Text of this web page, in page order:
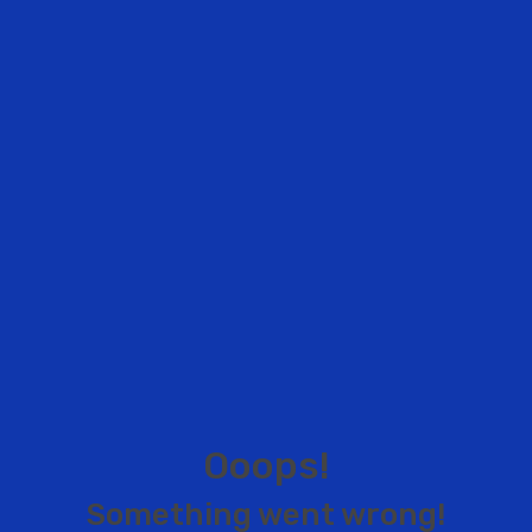
Ooops!
Something went wrong!